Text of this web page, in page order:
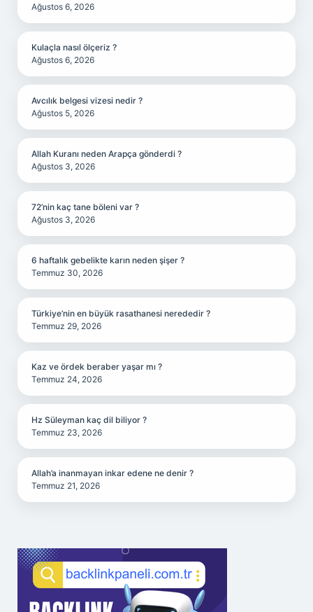
Ağustos 6, 2026
Kulaçla nasıl ölçeriz ?
Ağustos 6, 2026
Avcılık belgesi vizesi nedir ?
Ağustos 5, 2026
Allah Kuranı neden Arapça gönderdi ?
Ağustos 3, 2026
72’nin kaç tane böleni var ?
Ağustos 3, 2026
6 haftalık gebelikte karın neden şişer ?
Temmuz 30, 2026
Türkiye’nin en büyük rasathanesi nerededir ?
Temmuz 29, 2026
Kaz ve ördek beraber yaşar mı ?
Temmuz 24, 2026
Hz Süleyman kaç dil biliyor ?
Temmuz 23, 2026
Allah’a inanmayan inkar edene ne denir ?
Temmuz 21, 2026